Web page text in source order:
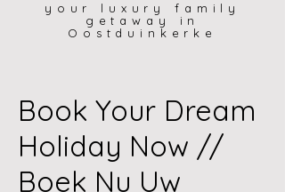
your luxury family
getaway in
Oostduinkerke
Book Your Dream
Holiday Now //
Boek Nu Uw